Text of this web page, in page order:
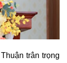
trân trọng